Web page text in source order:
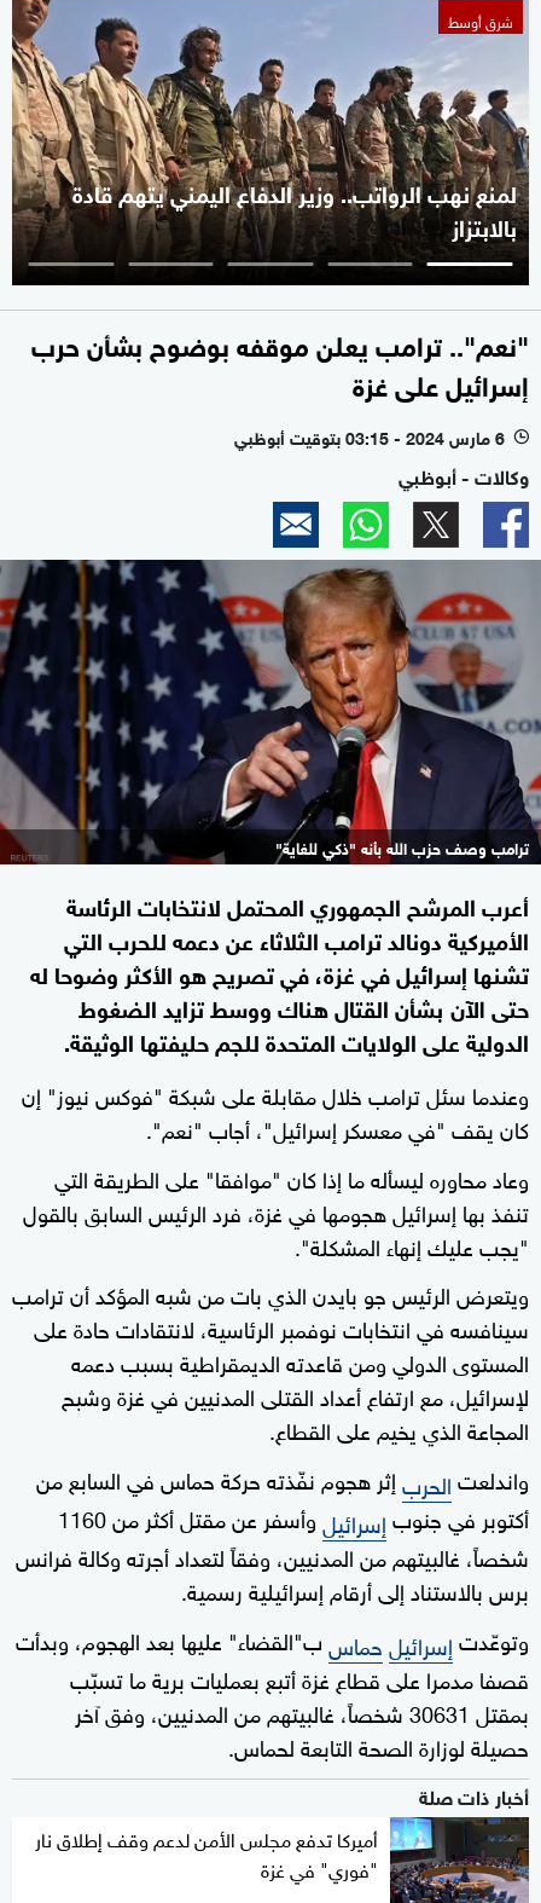
شرق أوسط
لمنع نهب الرواتب.. وزير الدفاع اليمني يتهم قادة
بالابتزاز
"نعم".. ترامب يعلن موقفه بوضوح بشأن حرب
إسرائيل على غزة
l 6 مارس 2024 - 03:15 بتوقيت أبوظبي
وكالات - أبوظبي
ترامب وصف حزب الله بأنه "ذكي للغاية"
أعرب المرشح الجمهوري المحتمل لانتخابات الرئاسة
الأميركية دونالد ترامب الثلاثاء عن دعمه للحرب التي
تشنها إسرائيل في غزة، في تصريح هو الأكثر وضوحا له
حتى الآن بشأن القتال هناك ووسط تزايد الضغوط
الدولية على الولايات المتحدة للجم حليفتها الوثيقة.
وعندما سئل ترامب خلال مقابلة على شبكة "فوكس نيوز" إن
كان يقف "في معسكر إسرائيل"، أجاب "نعم".
وعاد محاوره ليسأله ما إذا كان "موافقا" على الطريقة التي
تنفذ بها إسرائيل هجومها في غزة، فرد الرئيس السابق بالقول
"يجب عليك إنهاء المشكلة".
ويتعرض الرئيس جو بايدن الذي بات من شبه المؤكد أن ترامب
سينافسه في انتخابات نوفمبر الرئاسية، لانتقادات حادة على
المستوى الدولي ومن قاعدته الديمقراطية بسبب دعمه
لإسرائيل، مع ارتفاع أعداد القتلى المدنيين في غزة وشبح
المجاعة الذي يخيم على القطاع.
واندلعتالحربإثر هجوم نفّذته حركة حماس في السابع من
أكتوبر في جنوبإسرائيل
وأسفر عن مقتل أكثر من 1160
شخصاً، غالبيتهم من المدنيين، وفقاً لتعداد أجرته وكالة فرانس
برس بالاستناد إلى أرقام إسرائيلية رسمية.
وتوعّدتإسرائيلحماسب"القضاء" عليها بعد الهجوم، وبدأت
قصفا مدمرا على قطاع غزة أتبع بعمليات برية ما تسبّب
بمقتل 30631 شخصاً، غالبيتهم من المدنيين، وفق آخر
حصيلة لوزارة الصحة التابعة لحماس.
أخبار ذات صلة
أميركا تدفع مجلس الأمن لدعم وقف إطلاق نار
"فوري" في غزة